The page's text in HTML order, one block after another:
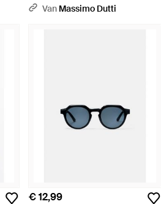
Flap - Zwart
Van Massimo Dutti
€ 12,99